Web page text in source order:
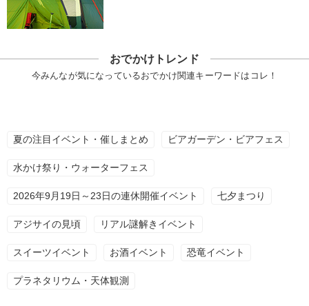
おでかけトレンド
今みんなが気になっているおでかけ関連キーワードはコレ！
夏の注目イベント・催しまとめ ビアガーデン・ビアフェス
水かけ祭り・ウォーターフェス
2026年9月19日～23日の連休開催イベント 七夕まつり
アジサイの見頃 リアル謎解きイベント
スイーツイベント お酒イベント 恐竜イベント
プラネタリウム・天体観測